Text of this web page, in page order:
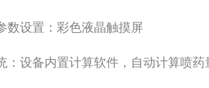
数设置：彩色液晶触摸屏
：设备内置计算软件，自动计算喷